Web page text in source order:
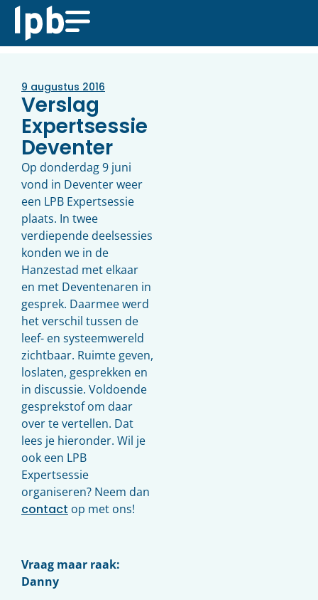
9 augustus 2016
Verslag
Expertsessie
Deventer
Op donderdag 9 juni
vond in Deventer weer
een LPB Expertsessie
plaats. In twee
verdiepende deelsessies
konden we in de
Hanzestad met elkaar
en met Deventenaren in
gesprek. Daarmee werd
het verschil tussen de
leef- en systeemwereld
zichtbaar. Ruimte geven,
loslaten, gesprekken en
in discussie. Voldoende
gesprekstof om daar
over te vertellen. Dat
lees je hieronder. Wil je
ook een LPB
Expertsessie
organiseren? Neem dan
contact op met ons!
Vraag maar raak:
Danny